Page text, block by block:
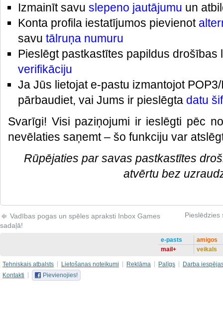
Izmainīt savu slepeno jautājumu un
Konta profila iestatījumos pievienot
savu tālruņa numuru
Pieslēgt pastkastītes papildus
verifikāciju
Ja Jūs lietojat e-pastu izmantojot
pārbaudiet, vai Jums ir pieslēgta datu
Svarīgi! Visi paziņojumi ir ieslēgti pēc
nevēlaties saņemt – šo funkciju var
Rūpējaties par savas pastkastītes
atvērtu bez
Vadības pogas un spēles apraksti Inbox Games
sadaļā!
Pieslēdzies
e-pasts
mail+
amigos
veikals
Tehniskais atbalsts Lietošanas noteikumi Reklāma Palīgs
Darba
Kontakti
Pievienojies!